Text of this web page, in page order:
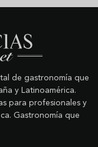
de gastronomía que
y Latinoamérica.
para profesionales y
Gastronomía que